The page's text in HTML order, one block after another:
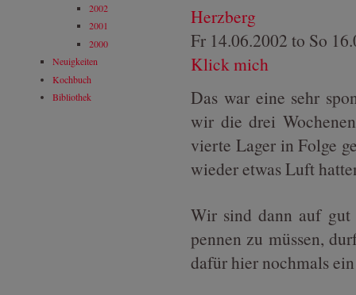
2002
2001
2000
Neuigkeiten
Kochbuch
Bibliothek
Herzberg
Fr 14.06.2002 to So
Klick mich
Das war eine sehr
wir die drei
vierte Lager in Folge
wieder etwas Luft
Wir sind dann auf gut
pennen zu müssen,
dafür hier nochmals